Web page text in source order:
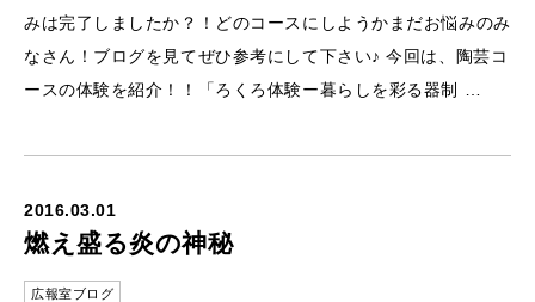
みは完了しましたか？！どのコースにしようかまだお悩みのみ
なさん！ブログを見てぜひ参考にして下さい♪ 今回は、陶芸コ
ースの体験を紹介！！「ろくろ体験ー暮らしを彩る器制 …
2016.03.01
燃え盛る炎の神秘
広報室ブログ